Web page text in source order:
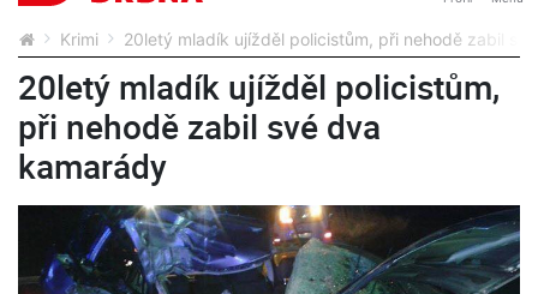
Krimi 20letý mladík ujížděl policistům, při nehodě zabil
20letý mladík ujížděl policistům,
při nehodě zabil své dva
kamarády